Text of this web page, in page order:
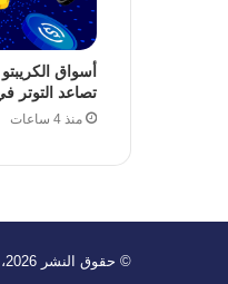
أسواق
تصاعد التوتر
منذ 4 ساعات
© حقوق النشر 2026، جميع الحقوق محفوظة | أفق الكريبتو